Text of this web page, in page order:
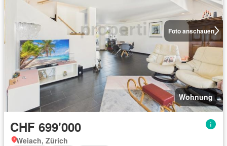
Foto anschauen
Wohnung
CHF 699'000
Weiach, Zürich